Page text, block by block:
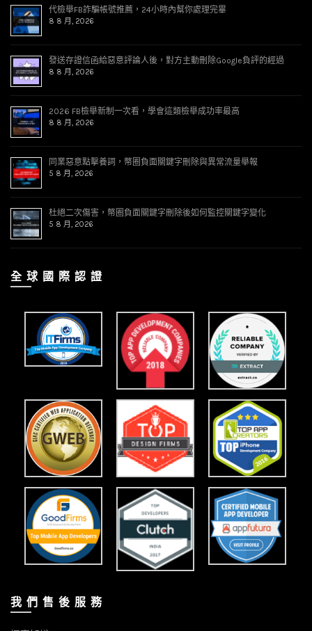
代檢舉FB詐騙帳號推薦，24小時內幫你處理完畢
8 8 月, 2026
發送存證信函給惡意評論人後，對方主動刪除Google負評的經過
8 8 月, 2026
2026 FB檢舉新制一次看，學會這類檢舉成功率最高
8 8 月, 2026
同業惡意點擊養詞，幣圈負面關鍵字刪除與異常流量舉報
5 8 月, 2026
杜絕二次傷害，幣圈負面關鍵字刪除後如何監控關鍵字變化
5 8 月, 2026
全 球 國 際 認 證
我 們 售 後 服 務